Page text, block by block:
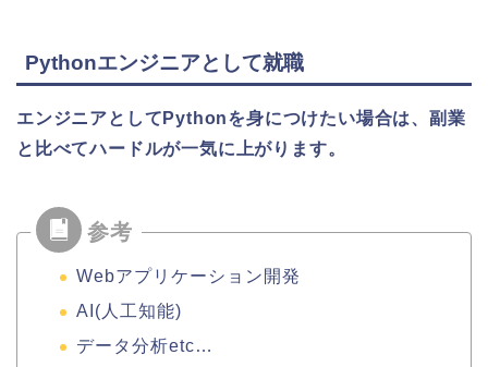
Pythonエンジニアとして就職
エンジニアとしてPythonを身につけたい場合は、副業
と比べてハードルが一気に上がります。
Webアプリケーション開発
AI(人工知能)
データ分析etc…